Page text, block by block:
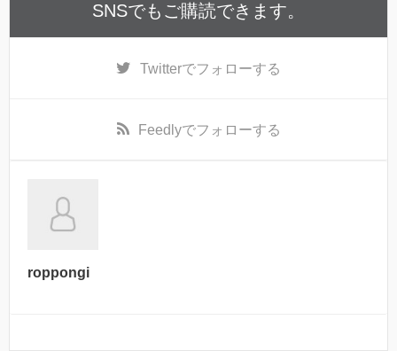
SNSでもご購読できます。
Twitterでフォローする
Feedlyでフォローする
roppongi